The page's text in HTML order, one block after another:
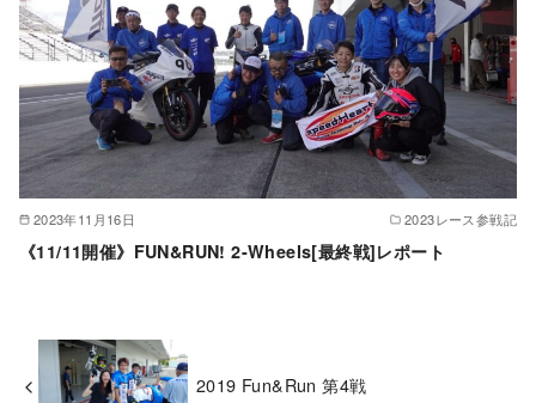
2023年11月16日 2023レース参戦記
《11/11開催》FUN&RUN! 2-Wheels[最終戦]レポート
2019 Fun&Run 第4戦